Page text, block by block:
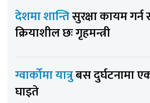
देशमा शान्तिसुरक्षा कायम
क्रियाशील छः गृहमन्त्री
ग्वार्कोमा यात्रुबस दुर्घटनामा
घाइते